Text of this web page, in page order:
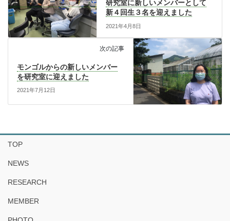
研究室に新しいメンバーとして
新４回生３名を迎えました
2021年4月8日
次の記事
モンゴルからの新しいメンバー
を研究室に迎えました
2021年7月12日
TOP
NEWS
RESEARCH
MEMBER